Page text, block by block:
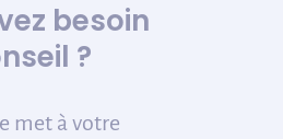
besoin
?
met à votre